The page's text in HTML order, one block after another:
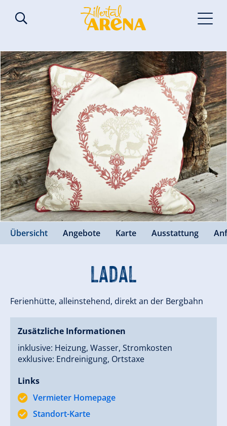
Übersicht Angebote Karte Ausstattung
Ladal
Ferienhütte, alleinstehend, direkt an der Bergbahn
Zusätzliche Informationen
inklusive: Heizung, Wasser, Stromkosten
exklusive: Endreinigung, Ortstaxe
Links
Vermieter Homepage
Standort-Karte